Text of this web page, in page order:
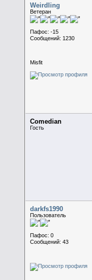
Weirdling
Ветеран
Пафос: -15
Сообщений: 1230
Misfit
Comedian
Гость
darkfs1990
Пользователь
Пафос: 0
Сообщений: 43